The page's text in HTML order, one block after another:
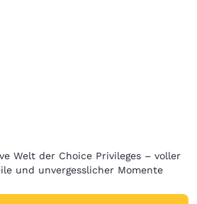
Welt der Choice Privileges – voller
und unvergesslicher Momente